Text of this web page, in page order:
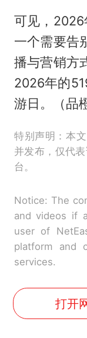
可见，2026
一个需要告
播与营销方
2026年的
游日。（品
特别声明：本
并发布，仅代
台。
Notice: The
and videos if
user of
platform and
services.
打开